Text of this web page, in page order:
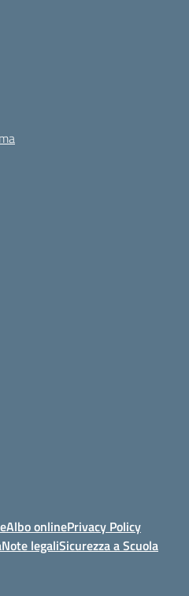
Albo onlinePrivacy Policy
Note legaliSicurezza a Scuola